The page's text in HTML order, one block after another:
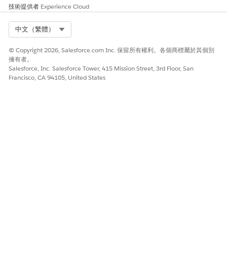
技術提供者 Experience Cloud
中文（繁體）
© Copyright 2026, Salesforce.com Inc. 保留所有權利。各個商標屬於其個別
擁有者。
Salesforce, Inc. Salesforce Tower, 415 Mission Street, 3rd Floor, San
Francisco, CA 94105, United States